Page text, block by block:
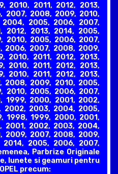
2010, 2011, 2012, 2013,
2007, 2008, 2009, 2010,
2004, 2005, 2006, 2007,
2012, 2013, 2014, 2005,
2010, 2005, 2006, 2007,
2006, 2007, 2008, 2009,
2010, 2011, 2012, 2013,
2010, 2011, 2012, 2013,
2010, 2011, 2012, 2013,
2008, 2009, 2010, 2005,
2010, 2005, 2006, 2007,
1999, 2000, 2001, 2002,
2002, 2003, 2004, 2005,
1998, 1999, 2000, 2001,
2001, 2002, 2003, 2004,
2009, 2007, 2008, 2009,
2014, 2005, 2006, 2007,
Parbrize Originale
lunete si geamuri pentru
precum: